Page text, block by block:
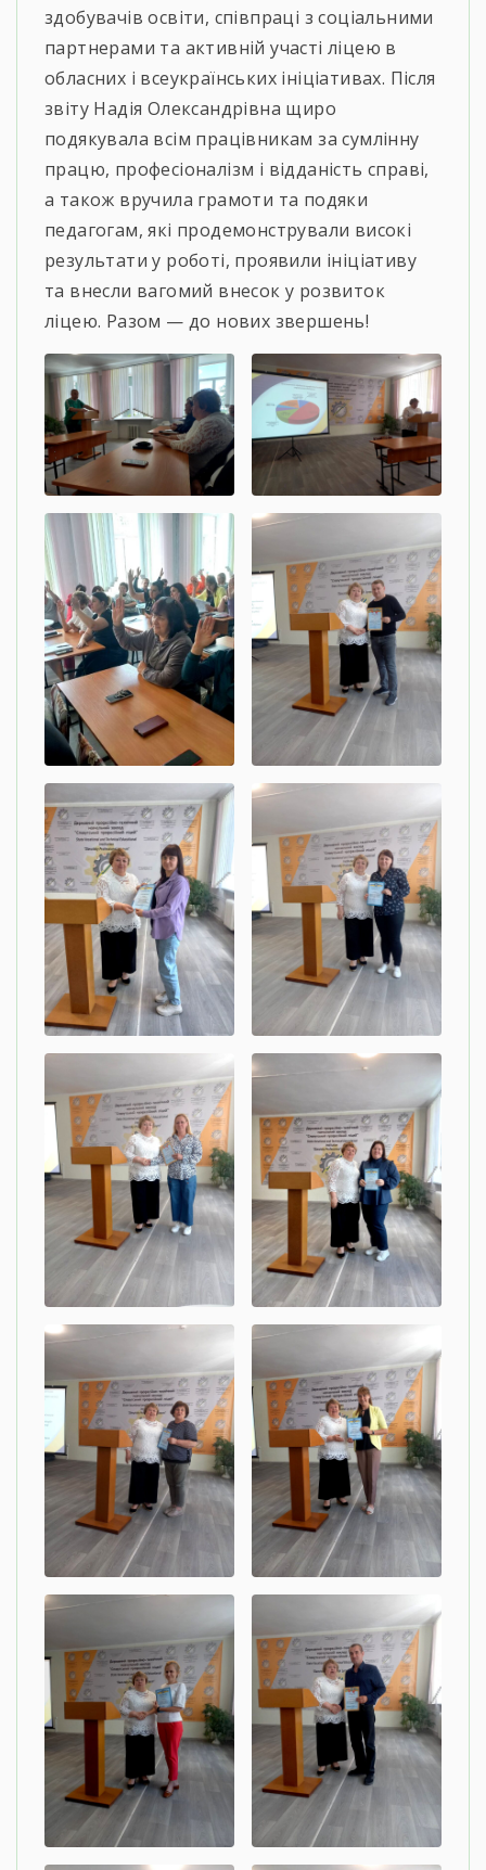
здобувачів освіти, співпраці з соціальними
партнерами та активній участі ліцею в
обласних і всеукраїнських ініціативах. Після
звіту Надія Олександрівна щиро
подякувала всім працівникам за сумлінну
працю, професіоналізм і відданість справі,
а також вручила грамоти та подяки
педагогам, які продемонстрували високі
результати у роботі, проявили ініціативу
та внесли вагомий внесок у розвиток
ліцею. Разом — до нових звершень!